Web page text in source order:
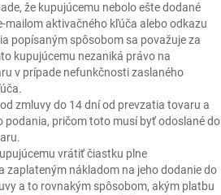
že kupujúcemu nebolo ešte dodané
mailom aktivačného kľúča alebo odkazu
popísaným spôsobom sa považuje za
kupujúcemu nezaniká právo na
v prípade nefunkčnosti zaslaného
zmluvy do 14 dní od prevzatia tovaru a
pričom toto musí byť odoslané do
vrátiť čiastku plne
zaplateným nákladom na jeho dodanie do
a to rovnakým spôsobom, akým platbu